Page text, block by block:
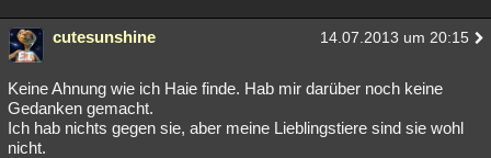
cutesunshine 14.07.2013 um 20:15
Keine Ahnung wie ich Haie finde. Hab mir darüber noch keine
Gedanken gemacht.
Ich hab nichts gegen sie, aber meine Lieblingstiere sind sie wohl
nicht.